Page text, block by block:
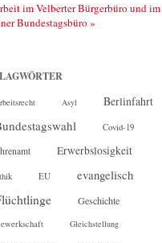
im Velberter Bürgerbüro und im
Bundestagsbüro »
Asyl Berlinfahrt
Covid-19
Erwerbslosigkeit
EU evangelisch
Geschichte
Gleichstellung